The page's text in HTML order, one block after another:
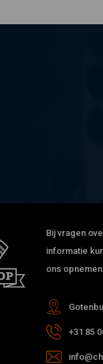
Bij vragen
informatie
ons
+31 85